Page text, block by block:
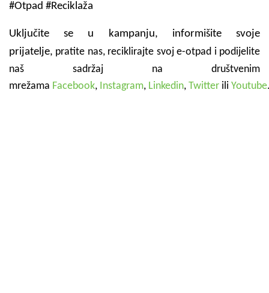
#Otpad #Reciklaža
Uključite se u kampanju, informišite svoje
prijatelje, pratite nas, reciklirajte svoj e-otpad i podijelite
naš sadržaj na društvenim
mrežama Facebook, Instagram, Linkedin, Twitter ili Youtube